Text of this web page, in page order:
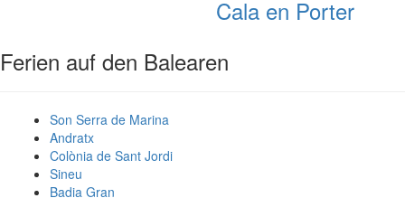
Cala en Porter
Ferien auf den Balearen
Son Serra de Marina
Andratx
Colònia de Sant Jordi
Sineu
Badia Gran